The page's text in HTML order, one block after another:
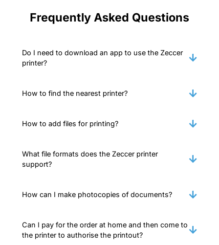
Frequently Asked Questions
Do I need to download an app to use the Zeccer
printer?
How to find the nearest printer?
How to add files for printing?
What file formats does the Zeccer printer
support?
How can I make photocopies of documents?
Can I pay for the order at home and then come to
the printer to authorise the printout?